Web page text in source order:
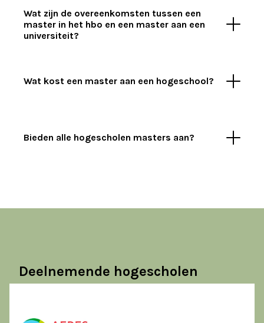
Wat zijn de overeenkomsten tussen een
master in het hbo en een master aan een
universiteit?
Wat kost een master aan een hogeschool?
Bieden alle hogescholen masters aan?
Deelnemende hogescholen